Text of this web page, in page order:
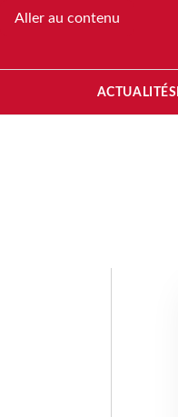
Aller au contenu
ACTUALITÉS